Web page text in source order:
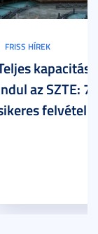
FRISS HÍREK
az SZTE: